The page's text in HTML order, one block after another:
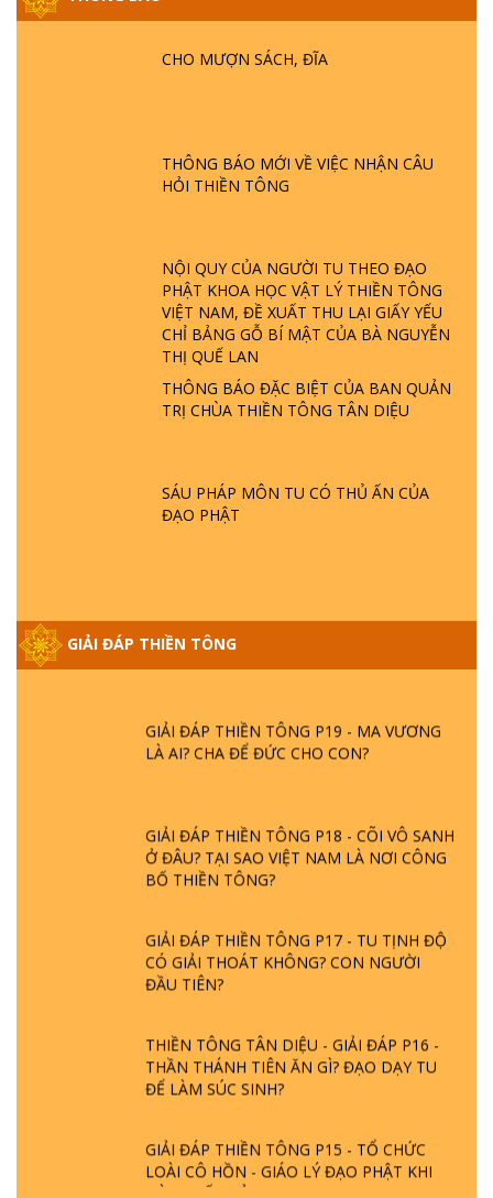
CHO MƯỢN SÁCH, ĐĨA
THÔNG BÁO MỚI VỀ VIỆC NHẬN CÂU
HỎI THIỀN TÔNG
NỘI QUY CỦA NGƯỜI TU THEO ĐẠO
PHẬT KHOA HỌC VẬT LÝ THIỀN TÔNG
VIỆT NAM, ĐỀ XUẤT THU LẠI GIẤY YẾU
CHỈ BẢNG GỖ BÍ MẬT CỦA BÀ NGUYỄN
THỊ QUẾ LAN
THÔNG BÁO ĐẶC BIỆT CỦA BAN QUẢN
TRỊ CHÙA THIỀN TÔNG TÂN DIỆU
SÁU PHÁP MÔN TU CÓ THỦ ẤN CỦA
ĐẠO PHẬT
GIẢI ĐÁP THIỀN TÔNG
PHẬT KHÔNG NÓI? HỘI LONG HOA LÀ
HỘI GÌ? TỬ VÌ ĐẠO
TTTD
GIẢI ĐÁP ĐẶC BIỆT P23 - THIÊN ĐÀNG Ở
GIẢI ĐÁP THIỀN TÔNG ĐẶC BIỆT P22 - TẠI
SAO TRÁI ĐẤT NHIỀU THIÊN TAI - LŨ LỤT
- HỎA HOẠN | TTTD
GIẢI ĐÁP THIỀN TÔNG ĐẶC BIỆT P21 - TẠI
SAO ĐỨC PHẬT BƯỚC ĐI 7 BƯỚC TRÊN
GIẢI ĐÁP VỀ LỄ TIỄN THIỀN TÔNG SƯ
NGỌC LÂM VỀ PHẬT GIỚI
- BÁC NGUYỄN NHÂN LÀ AI? PHIỀN NÃO
DO ĐÂU MÀ CÓ?
GIẢI ĐÁP THIỀN TÔNG P19 - MA VƯƠNG
LÀ AI? CHA ĐỂ ĐỨC CHO CON?
GIẢI ĐÁP THIỀN TÔNG P18 - CÕI VÔ SANH
Ở ĐÂU? TẠI SAO VIỆT NAM LÀ NƠI CÔNG
BỐ THIỀN TÔNG?
GIẢI ĐÁP THIỀN TÔNG P17 - TU TỊNH ĐỘ
CÓ GIẢI THOÁT KHÔNG? CON NGƯỜI
ĐẦU TIÊN?
THIỀN TÔNG TÂN DIỆU - GIẢI ĐÁP P16 -
THẦN THÁNH TIÊN ĂN GÌ? ĐẠO DẠY TU
ĐỂ LÀM SÚC SINH?
GIẢI ĐÁP THIỀN TÔNG P15 - TỔ CHỨC
LOÀI CÔ HỒN - GIÁO LÝ ĐẠO PHẬT KHI
NÀO XUẤT BẢN